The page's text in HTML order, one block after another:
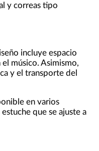
y correas tipo
incluye espacio
músico. Asimismo,
y el transporte del
en varios
que se ajuste a